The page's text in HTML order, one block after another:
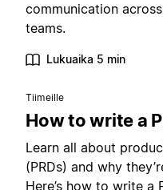
communication
teams.
Lukuaika 5 min
Tiimeille
How to write a
Learn all about
(PRDs) and why
Here’s how to write a